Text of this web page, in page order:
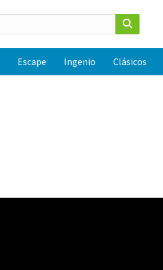
Escape Ingenio Clásicos